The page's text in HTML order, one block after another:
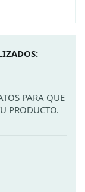
PARA QUE
PRODUCTO.